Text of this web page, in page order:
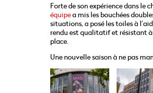
Forte de son expérience dans le
équipea mis les bouchées
situations, a posé les toiles à
rendu est qualitatif et résistant à
place.
Une nouvelle saison à ne pas